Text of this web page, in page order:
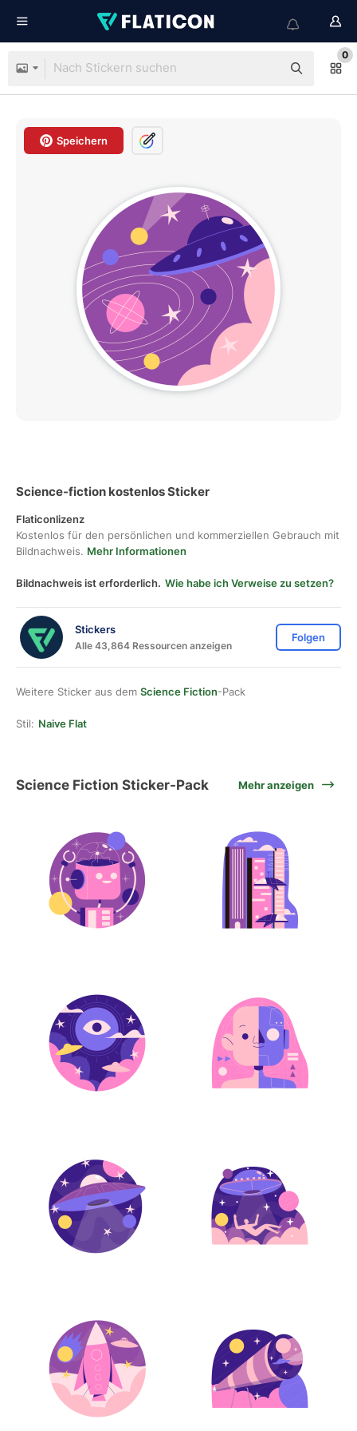
0
Speichern
Science-fiction kostenlos Sticker
Flaticonlizenz
Kostenlos für den persönlichen und kommerziellen Gebrauch mit
Bildnachweis. Mehr Informationen
Bildnachweis ist erforderlich. Wie habe ich Verweise zu setzen?
Stickers
Alle 43,864 Ressourcen anzeigen
Folgen
Weitere Sticker aus dem Science Fiction-Pack
Stil: Naive Flat
Science Fiction Sticker-Pack Mehr anzeigen